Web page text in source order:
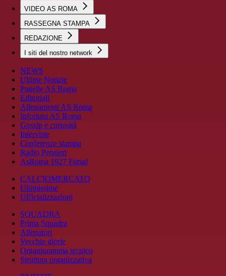
VIDEO AS ROMA
RASSEGNA STAMPA
REDAZIONE
I siti del nostro network
NEWS
Ultime Notizie
Pagelle AS Roma
Editoriali
Allenamenti AS Roma
Infortuni AS Roma
Gossip e curiosità
Interviste
Conferenze stampa
Radio Pensieri
AsRoma 1927 Futsal
CALCIOMERCATO
Ultimissime
Ufficializzazioni
SQUADRA
Prima Squadra
Allenatori
Vecchie glorie
Organigramma tecnico
Struttura organizzativa